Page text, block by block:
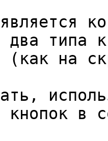
два типа
(как на
кнопок в